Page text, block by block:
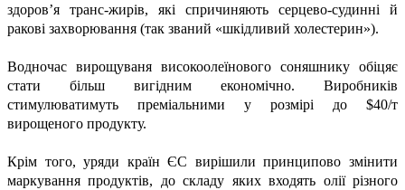
здоров’я транс-жирів, які спричиняють серцево-судинні й
ракові захворювання (так званий «шкідливий холестерин»).
Водночас вирощуваня високоолеїнового соняшнику обіцяє
стати більш вигідним економічно. Виробників
стимулюватимуть преміальними у розмірі до $40/т
вирощеного продукту.
Крім того, уряди країн ЄС вирішили принципово змінити
маркування продуктів, до складу яких входять олії різного